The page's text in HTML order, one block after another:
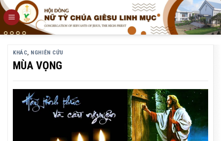
Skip
to
content
KHÁC, NGHIÊN CỨU
MÙA VỌNG